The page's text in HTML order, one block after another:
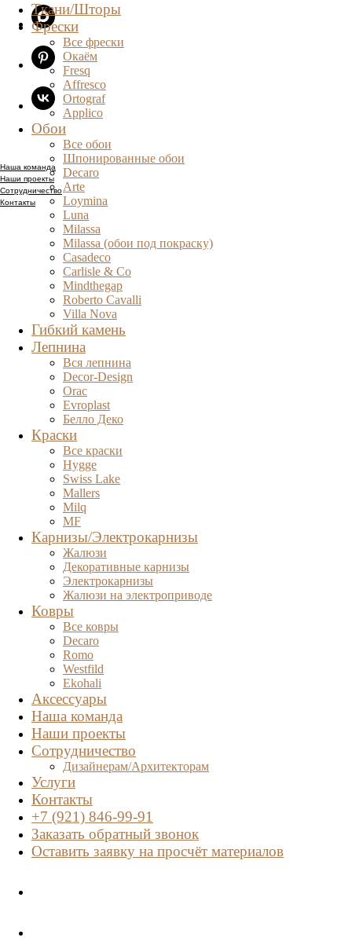
Наша команда
Наши проекты
Сотрудничество
Контакты
Ткани/Шторы
Фрески
Все фрески
Окаём
Fresq
Affresco
Ortograf
Applico
Обои
Все обои
Шпонированные обои
Decaro
Arte
Loymina
Luna
Milassa
Milassa (обои под покраску)
Casadeco
Carlisle & Co
Mindthegap
Roberto Cavalli
Villa Nova
Гибкий камень
Лепнина
Вся лепнина
Decor-Design
Orac
Evroplast
Белло Деко
Краски
Все краски
Hygge
Swiss Lake
Mallers
Milq
MF
Карнизы/Электрокарнизы
Жалюзи
Декоративные карнизы
Электрокарнизы
Жалюзи на электроприводе
Ковры
Все ковры
Decaro
Romo
Westfild
Ekohali
Аксессуары
Наша команда
Наши проекты
Сотрудничество
Дизайнерам/Архитекторам
Услуги
Контакты
+7 (921) 846-99-91
Заказать обратный звонок
Оставить заявку на просчёт материалов